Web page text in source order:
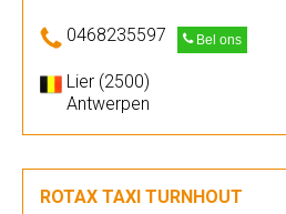
0468235597 Bel ons
Lier (2500)
Antwerpen
ROTAX TAXI TURNHOUT